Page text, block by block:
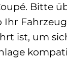
Bitte
Ihr
ist, um